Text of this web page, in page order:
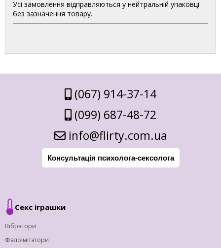
Усі замовлення відправляються у нейтральній упаковці
без зазначення товару.
(067) 914-37-14
(099) 687-48-72
info@flirty.com.ua
Консультація психолога-сексолога
Секс іграшки
Вібратори
Фалоімітатори